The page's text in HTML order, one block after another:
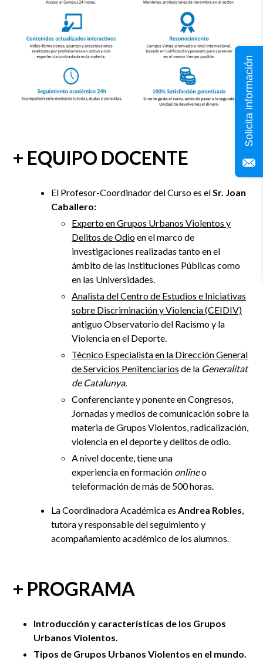
+ EQUIPO DOCENTE
El Profesor-Coordinador del Curso es el Sr. Joan
Caballero:
Experto en Grupos Urbanos Violentos y
Delitos de Odioen el marco de
investigaciones realizadas tanto en el
ámbito de las Instituciones Públicas como
en las Universidades.
Analista del Centro de Estudios e Iniciativas
sobre Discriminación y Violencia (CEIDIV)
antiguo Observatorio del Racismo y la
Violencia en el Deporte.
Técnico Especialista en la Dirección General
de Servicios Penitenciarios de la Generalitat
de Catalunya.
Conferenciante y ponente en Congresos,
Jornadas y medios de comunicación sobre la
materia de Grupos Violentos, radicalización,
violencia en el deporte y delitos de odio.
A nivel docente, tiene una
experienciaenformación onlineo
teleformación de más de 500 horas.
LaCoordinadora Académica es Andrea Robles,
tutora y responsable del seguimiento y
acompañamiento académico de los alumnos.
+ PROGRAMA
Introducción y características de los Grupos
Urbanos Violentos.
Tipos de Grupos Urbanos Violentos en el mundo.
Solicita información